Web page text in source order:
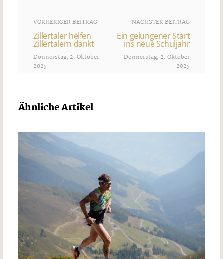
VORHERIGER BEITRAG
Zillertaler helfen
Zillertalern dankt
Donnerstag, 2. Oktober
2025
NÄCHSTER BEITRAG
Ein gelungener Start
ins neue Schuljahr
Donnerstag, 2. Oktober
2025
Ähnliche Artikel